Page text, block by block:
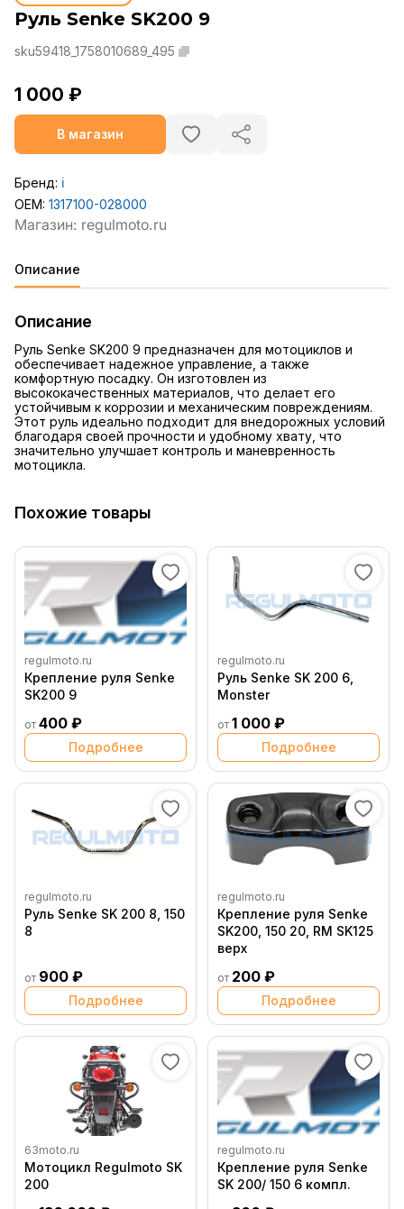
Руль Senke SK200 9
sku59418_1758010689_495
1 000 ₽
В магазин
Бренд: ℹ️
OEM: 1317100-028000
Описание
Описание
Руль Senke SK200 9 предназначен для мотоциклов и
обеспечивает надежное управление, а также
комфортную посадку. Он изготовлен из
высококачественных материалов, что делает его
устойчивым к коррозии и механическим повреждениям.
Этот руль идеально подходит для внедорожных условий
благодаря своей прочности и удобному хвату, что
значительно улучшает контроль и маневренность
мотоцикла.
Похожие товары
regulmoto.ru
Крепление руля Senke
SK200 9
от 400 ₽
Подробнее
regulmoto.ru
Руль Senke SK 200 6,
Monster
от 1 000 ₽
Подробнее
regulmoto.ru
Руль Senke SK 200 8, 150
8
от 900 ₽
Подробнее
regulmoto.ru
Крепление руля Senke
SK200, 150 20, RM SK125
верх
от 200 ₽
Подробнее
63moto.ru
Мотоцикл Regulmoto SK
200
regulmoto.ru
Крепление руля Senke
SK 200/ 150 6 компл.